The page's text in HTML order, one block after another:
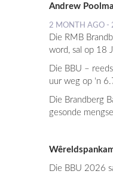
Andrew
2 MONTH AGO
Die RMB
word, sal op 18
Die BBU –
uur weg op ‘n
Die Brandberg
gesonde
Die BBU 2026